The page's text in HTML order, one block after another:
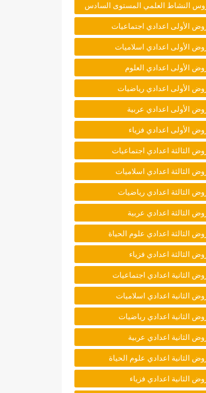
النشاط العلمي المستوى السادس
الأولى اعدادي اجتماعيات
الأولى اعدادي اسلاميات
الأولى اعدادي العلوم
الأولى اعدادي رياضيات
الأولى اعدادي عربية
الأولى اعدادي فزياء
الثالثة اعدادي اجتماعيات
الثالثة اعدادي اسلاميات
الثالثة اعدادي رياضيات
الثالثة اعدادي عربية
الثالثة اعدادي علوم الحياة
الثالثة اعدادي فزياء
الثانية اعدادي اجتماعيات
الثانية اعدادي اسلاميات
الثانية اعدادي رياضيات
الثانية اعدادي عربية
الثانية اعدادي علوم الحياة
الثانية اعدادي فزياء